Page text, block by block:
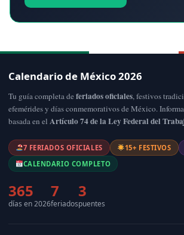
Calendario de México 2026
Tu guía completa de feriados oficiales, festivos
efemérides y días conmemorativos de México.
basada en el Artículo 74 de la Ley Federal del
7 FERIADOS OFICIALES 15+ FESTIVOS
CALENDARIO COMPLETO
365
días en 2026
7
feriados
3
puentes